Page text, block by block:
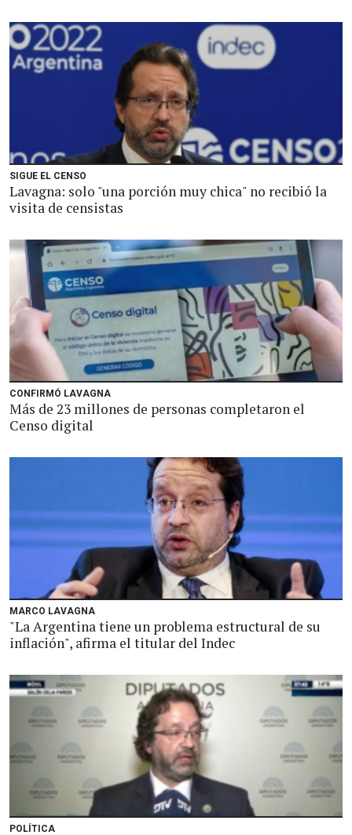
SIGUE EL CENSO
Lavagna: solo "una porción muy chica" no recibió la
visita de censistas
CONFIRMÓ LAVAGNA
Más de 23 millones de personas completaron el
Censo digital
MARCO LAVAGNA
"La Argentina tiene un problema estructural de su
inflación", afirma el titular del Indec
POLÍTICA